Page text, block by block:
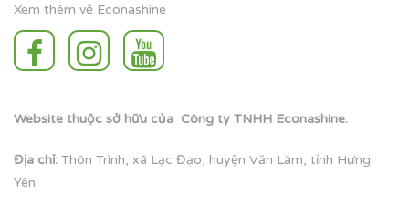
Xem thêm về Econashine
Website thuộc sở hữu của Công ty TNHH Econashine.
Địa chỉ: Thôn Trình, xã Lạc Đạo, huyện Văn Lâm, tỉnh Hưng
Yên.